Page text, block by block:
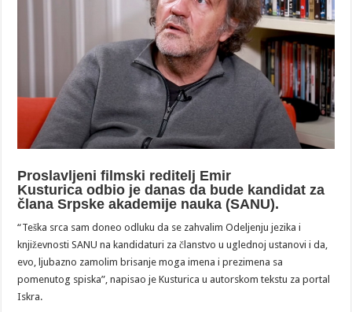
Proslavljeni filmski reditelj Emir
Kusturica odbio je danas da bude kandidat za
člana Srpske akademije nauka (SANU).
“Teška srca sam doneo odluku da se zahvalim Odeljenju jezika i
književnosti SANU na kandidaturi za članstvo u uglednoj ustanovi i da,
evo, ljubazno zamolim brisanje moga imena i prezimena sa
pomenutog spiska”, napisao je Kusturica u autorskom tekstu za portal
Iskra.